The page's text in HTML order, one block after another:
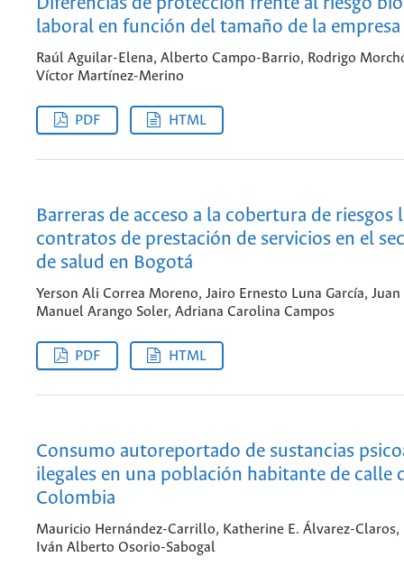
laboral en función del tamaño de la empresa
Raúl Aguilar-Elena, Alberto Campo-Barrio, Rodrigo
Víctor Martínez-Merino
PDF HTML
Barreras de acceso a la cobertura de riesgos
contratos de prestación de servicios en el
de salud en Bogotá
Yerson Ali Correa Moreno, Jairo Ernesto Luna García, Juan
Manuel Arango Soler, Adriana Carolina Campos
PDF HTML
Consumo autoreportado de sustancias
ilegales en una población habitante de calle
Colombia
Mauricio Hernández-Carrillo, Katherine E. Álvarez-Claros,
Iván Alberto Osorio-Sabogal